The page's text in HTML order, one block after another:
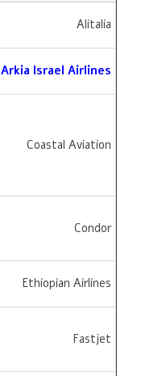
Alitalia
Arkia Israel Airlines
Coastal Aviation
Condor
Ethiopian Airlines
Fastjet